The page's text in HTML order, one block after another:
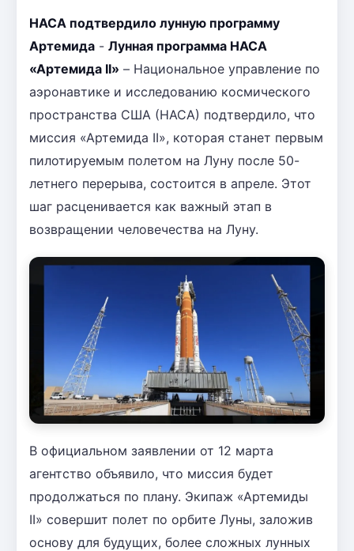
НАСА подтвердило лунную программу
Артемида - Лунная программа НАСА
«Артемида II» – Национальное управление по
аэронавтике и исследованию космического
пространства США (НАСА) подтвердило, что
миссия «Артемида II», которая станет первым
пилотируемым полетом на Луну после 50-
летнего перерыва, состоится в апреле. Этот
шаг расценивается как важный этап в
возвращении человечества на Луну.
В официальном заявлении от 12 марта
агентство объявило, что миссия будет
продолжаться по плану. Экипаж «Артемиды
II» совершит полет по орбите Луны, заложив
основу для будущих, более сложных лунных